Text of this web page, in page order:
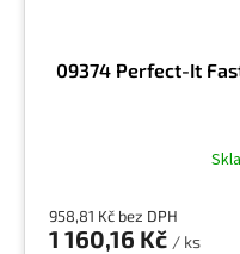
09374 Perfect-It
958,81 Kč bez DPH
1 160,16 Kč / ks